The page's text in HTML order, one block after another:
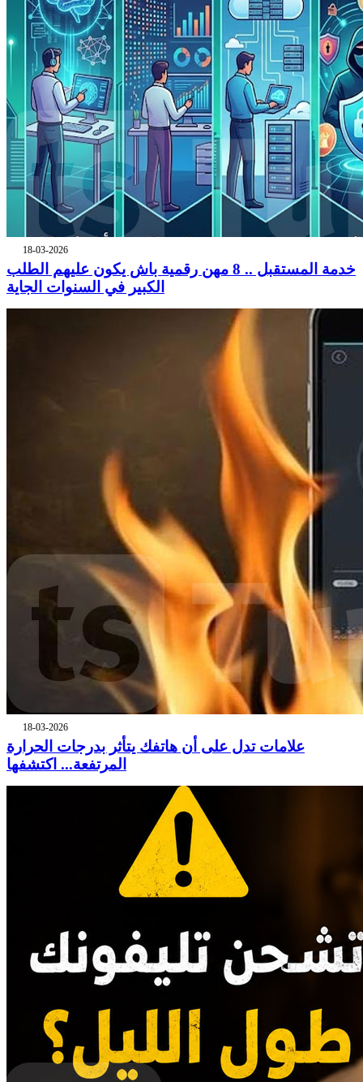
18-03-2026
خدمة المستقبل .. 8 مهن رقمية باش يكون عليهم الطلب
الكبير في السنوات الجاية
18-03-2026
علامات تدل على أن هاتفك يتأثر بدرجات الحرارة
المرتفعة... اكتشفها